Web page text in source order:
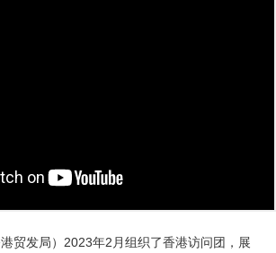
贸发局）2023年2月组织了香港访问团，展